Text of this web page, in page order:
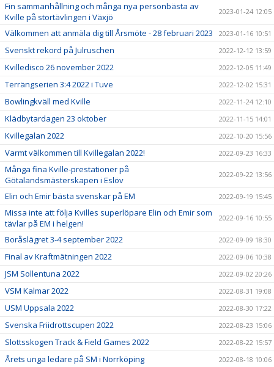
Fin sammanhållning och många nya personbästa av
Kville på stortävlingen i Växjö
2023-01-24 12:05
Välkommen att anmäla dig till Årsmöte - 28 februari 2023 2023-01-16 10:51
Svenskt rekord på Julruschen 2022-12-12 13:59
Kvilledisco 26 november 2022 2022-12-05 11:49
Terrängserien 3:4 2022 i Tuve 2022-12-02 15:31
Bowlingkväll med Kville 2022-11-24 12:10
Klädbytardagen 23 oktober 2022-11-15 14:01
Kvillegalan 2022 2022-10-20 15:56
Varmt välkommen till Kvillegalan 2022! 2022-09-23 16:33
Många fina Kville-prestationer på
Götalandsmästerskapen i Eslöv
2022-09-22 13:56
Elin och Emir bästa svenskar på EM 2022-09-19 15:45
Missa inte att följa Kvilles superlöpare Elin och Emir som
tävlar på EM i helgen!
2022-09-16 10:55
Boråslägret 3-4 september 2022 2022-09-09 18:30
Final av Kraftmätningen 2022 2022-09-06 10:38
JSM Sollentuna 2022 2022-09-02 20:26
VSM Kalmar 2022 2022-08-31 19:08
USM Uppsala 2022 2022-08-30 17:22
Svenska Friidrottscupen 2022 2022-08-23 15:06
Slottsskogen Track & Field Games 2022 2022-08-22 15:57
Årets unga ledare på SM i Norrköping 2022-08-18 10:06